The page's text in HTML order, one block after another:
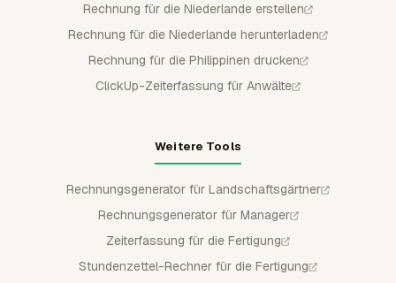
Rechnung für die Niederlande erstellen
Rechnung für die Niederlande herunterladen
Rechnung für die Philippinen drucken
ClickUp-Zeiterfassung für Anwälte
Weitere Tools
Rechnungsgenerator für Landschaftsgärtner
Rechnungsgenerator für Manager
Zeiterfassung für die Fertigung
Stundenzettel-Rechner für die Fertigung